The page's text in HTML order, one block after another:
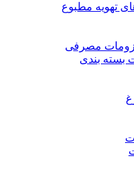
تهویه مطبوع
مصرفی
بسته بندی